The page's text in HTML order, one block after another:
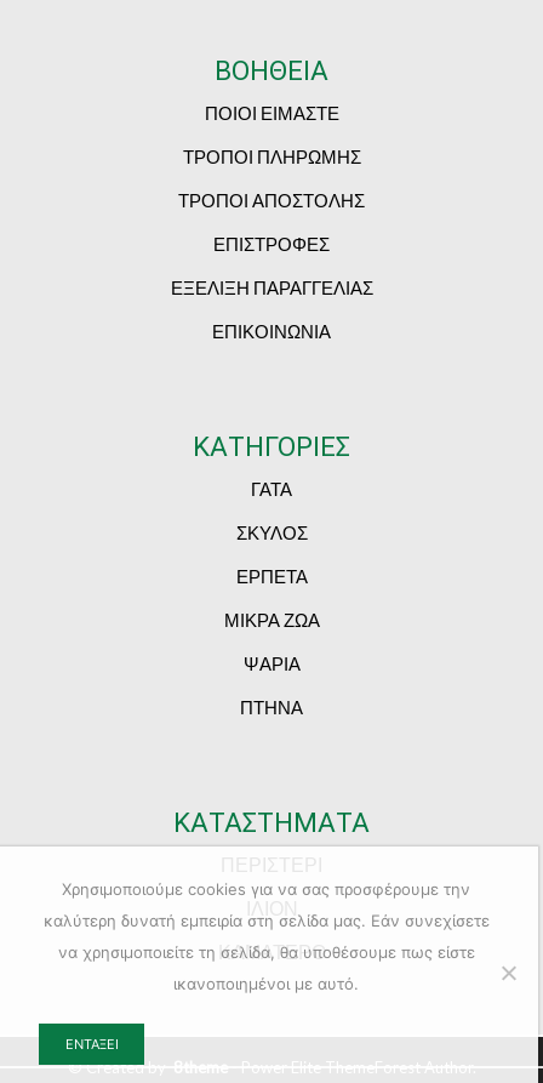
ΒΟΗΘΕΙΑ
ΠΟΙΟΙ ΕΙΜΑΣΤΕ
ΤΡΟΠΟΙ ΠΛΗΡΩΜΗΣ
ΤΡΟΠΟΙ ΑΠΟΣΤΟΛΗΣ
ΕΠΙΣΤΡΟΦΕΣ
ΕΞΕΛΙΞΗ ΠΑΡΑΓΓΕΛΙΑΣ
ΕΠΙΚΟΙΝΩΝΙΑ
ΚΑΤΗΓΟΡΙΕΣ
ΓΑΤΑ
ΣΚΥΛΟΣ
ΕΡΠΕΤΑ
ΜΙΚΡΑ ΖΩΑ
ΨΑΡΙΑ
ΠΤΗΝΑ
ΚΑΤΑΣΤΗΜΑΤΑ
ΚΑΜΑΤΕΡΟ
© Created by
Χρησιμοποιούμε cookies για να σας προσφέρουμε την
καλύτερη δυνατή εμπειρία στη σελίδα μας. Εάν συνεχίσετε
να χρησιμοποιείτε τη σελίδα, θα υποθέσουμε πως είστε
ικανοποιημένοι με αυτό.
ΕΝΤΆΞΕΙ